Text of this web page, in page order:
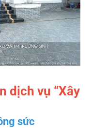
dịch vụ “Xây
sức